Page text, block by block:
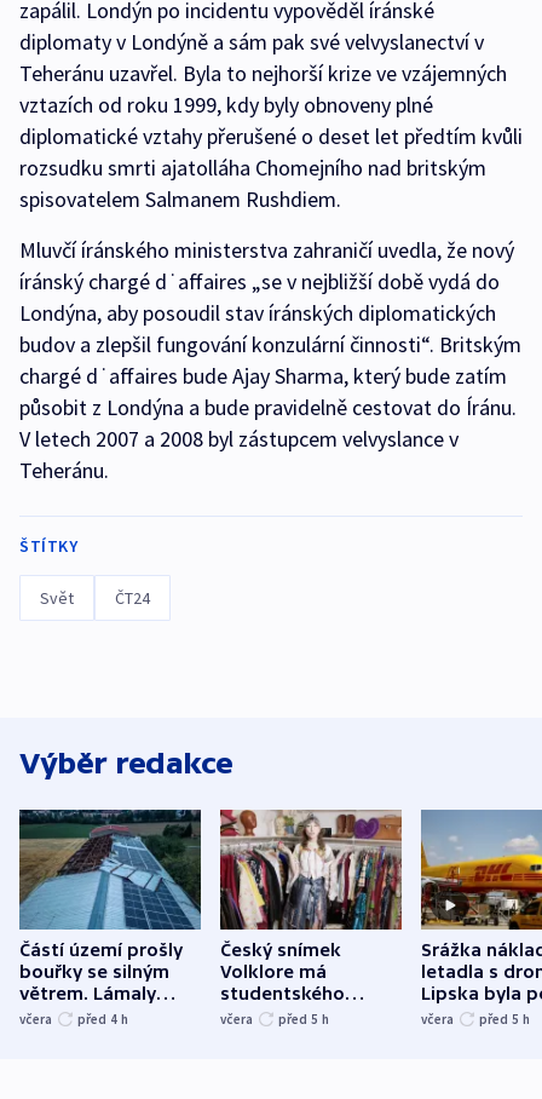
zapálil. Londýn po incidentu vypověděl íránské
diplomaty v Londýně a sám pak své velvyslanectví v
Teheránu uzavřel. Byla to nejhorší krize ve vzájemných
vztazích od roku 1999, kdy byly obnoveny plné
diplomatické vztahy přerušené o deset let předtím kvůli
rozsudku smrti ajatolláha Chomejního nad britským
spisovatelem Salmanem Rushdiem.
Mluvčí íránského ministerstva zahraničí uvedla, že nový
íránský chargé d˙affaires „se v nejbližší době vydá do
Londýna, aby posoudil stav íránských diplomatických
budov a zlepšil fungování konzulární činnosti“. Britským
chargé d˙affaires bude Ajay Sharma, který bude zatím
působit z Londýna a bude pravidelně cestovat do Íránu.
V letech 2007 a 2008 byl zástupcem velvyslance v
Teheránu.
ŠTÍTKY
Svět ČT24
Výběr redakce
Částí území prošly
bouřky se silným
větrem. Lámaly
stromy a poničily
včera před 4 h
Český snímek
Volklore má
studentského
Oscara, zabojuje o
včera před 5 h
Srážka
letadla s
Lipska byla
německého
včera před 5 h